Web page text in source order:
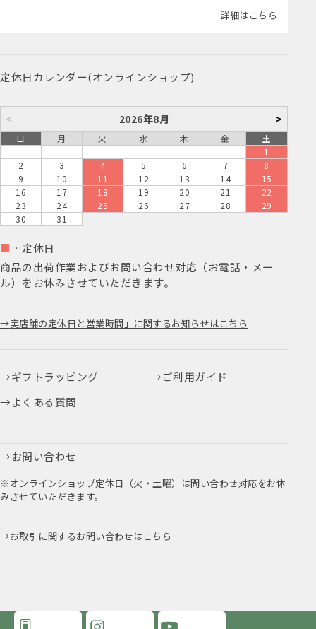
詳細はこちら
定休日カレンダー(オンラインショップ)
< 2026年8月 >
日 月 火 水 木 金
土
1
2
3 4 5 6 7
8
9
10 11 12 13 14
15
16
17 18 19 20 21
22
23
24 25 26 27 28
29
30
31
■ …定休日
商品の出荷作業およびお問い合わせ対応（お電話・メー
ル）をお休みさせていただきます。
実店舗の定休日と営業時間」に関するお知らせはこちら
ギフトラッピング
ご利用ガイド
よくある質問
お問い合わせ
※オンラインショップ定休日（火・土曜）は問い合わせ対応をお休
みさせていただきます。
お取引に関するお問い合わせはこちら